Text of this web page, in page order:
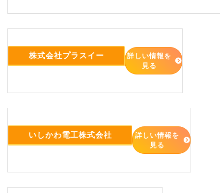
株式会社プラスイー
詳しい情報を
見る
いしかわ電工株式会社
詳しい情報を
見る